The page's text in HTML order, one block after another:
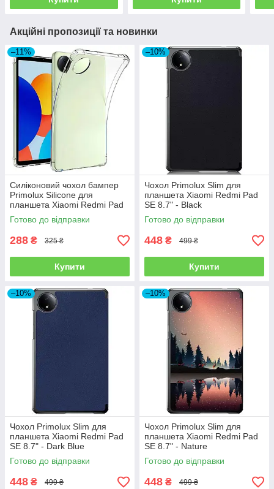
Акційні пропозиції та новинки
–11%
Силіконовий чохол бампер
Primolux Silicone для
планшета Xiaomi Redmi Pad
SE 8.7" - Clear
Готово до відправки
288 ₴ 325 ₴
Купити
–10%
Чохол Primolux Slim для
планшета Xiaomi Redmi Pad
SE 8.7" - Black
Готово до відправки
448 ₴ 499 ₴
Купити
–10%
Чохол Primolux Slim для
планшета Xiaomi Redmi Pad
SE 8.7" - Dark Blue
Готово до відправки
448 ₴ 499 ₴
–10%
Чохол Primolux Slim для
планшета Xiaomi Redmi Pad
SE 8.7" - Nature
Готово до відправки
448 ₴ 499 ₴